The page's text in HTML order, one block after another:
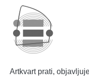
Artkvart prati,